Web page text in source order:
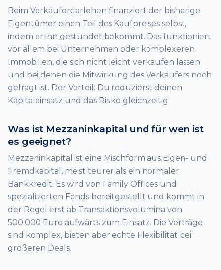
Beim Verkäuferdarlehen finanziert der bisherige
Eigentümer einen Teil des Kaufpreises selbst,
indem er ihn gestundet bekommt. Das funktioniert
vor allem bei Unternehmen oder komplexeren
Immobilien, die sich nicht leicht verkaufen lassen
und bei denen die Mitwirkung des Verkäufers noch
gefragt ist. Der Vorteil: Du reduzierst deinen
Kapitaleinsatz und das Risiko gleichzeitig.
Was ist Mezzaninkapital und für wen ist
es geeignet?
Mezzaninkapital ist eine Mischform aus Eigen- und
Fremdkapital, meist teurer als ein normaler
Bankkredit. Es wird von Family Offices und
spezialisierten Fonds bereitgestellt und kommt in
der Regel erst ab Transaktionsvolumina von
500.000 Euro aufwärts zum Einsatz. Die Verträge
sind komplex, bieten aber echte Flexibilität bei
größeren Deals.